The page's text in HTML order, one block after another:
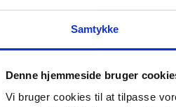
Samtykke
Denne hjemmeside bruger
Vi bruger cookies til at tilpasse
Bruxelles&Omegn